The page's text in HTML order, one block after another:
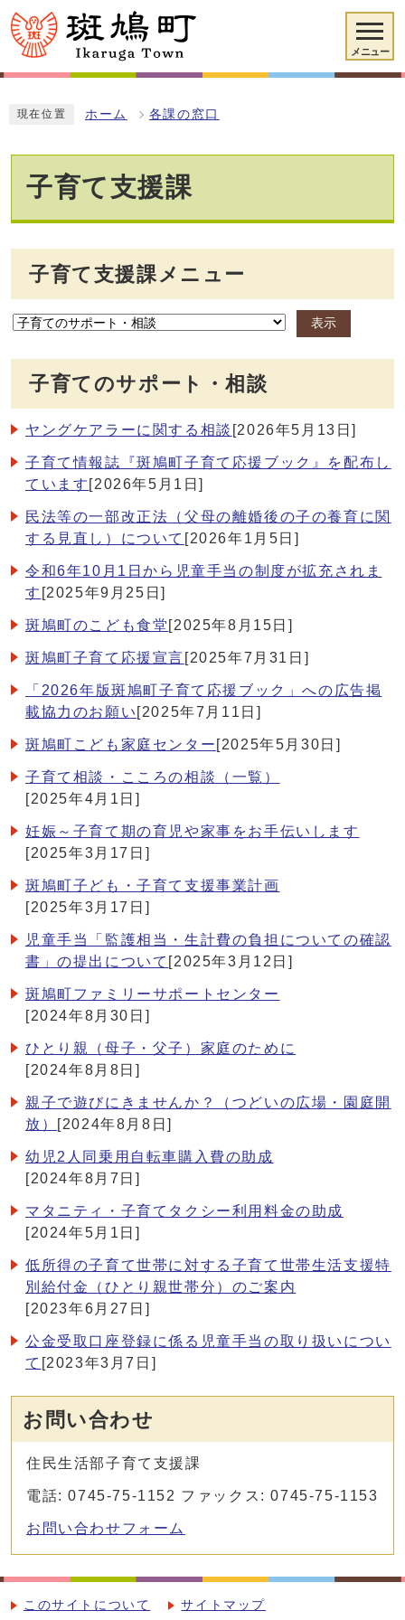
メニュー
現在位置 ホーム 各課の窓口
子育て支援課
子育て支援課メニュー
表示
子育てのサポート・相談
ヤングケアラーに関する相談 [2026年5月13日]
子育て情報誌『斑鳩町子育て応援ブック』を配布し
ています [2026年5月1日]
民法等の一部改正法（父母の離婚後の子の養育に関
する見直し）について [2026年1月5日]
令和6年10月1日から児童手当の制度が拡充されま
す [2025年9月25日]
斑鳩町のこども食堂 [2025年8月15日]
斑鳩町子育て応援宣言 [2025年7月31日]
「2026年版斑鳩町子育て応援ブック」への広告掲
載協力のお願い [2025年7月11日]
斑鳩町こども家庭センター [2025年5月30日]
子育て相談・こころの相談（一覧）
[2025年4月1日]
妊娠～子育て期の育児や家事をお手伝いします
[2025年3月17日]
斑鳩町子ども・子育て支援事業計画
[2025年3月17日]
児童手当「監護相当・生計費の負担についての確認
書」の提出について [2025年3月12日]
斑鳩町ファミリーサポートセンター
[2024年8月30日]
ひとり親（母子・父子）家庭のために
[2024年8月8日]
親子で遊びにきませんか？（つどいの広場・園庭開
放）
[2024年8月8日]
幼児2人同乗用自転車購入費の助成
[2024年8月7日]
マタニティ・子育てタクシー利用料金の助成
[2024年5月1日]
低所得の子育て世帯に対する子育て世帯生活支援特
別給付金（ひとり親世帯分）のご案内
[2023年6月27日]
公金受取口座登録に係る児童手当の取り扱いについ
て [2023年3月7日]
お問い合わせ
住民生活部子育て支援課
電話: 0745-75-1152 ファックス: 0745-75-1153
お問い合わせフォーム
このサイトについて サイトマップ